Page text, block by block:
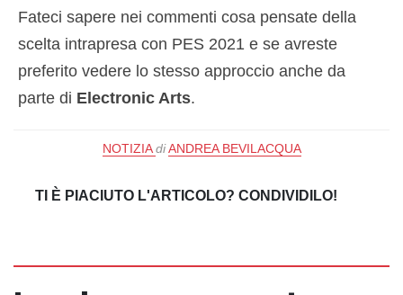
Fateci sapere nei commenti cosa pensate della
scelta intrapresa con PES 2021 e se avreste
preferito vedere lo stesso approccio anche da
parte di Electronic Arts.
NOTIZIA di ANDREA BEVILACQUA
TI È PIACIUTO L'ARTICOLO? CONDIVIDILO!